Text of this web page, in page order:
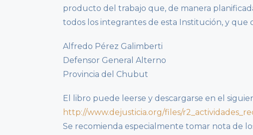
producto del trabajo que, de manera
todos los integrantes de esta Institución, y
Alfredo Pérez Galimberti
Defensor General Alterno
Provincia del Chubut
El libro puede leerse y descargarse en el
http://www.dejusticia.org/files/
Se recomienda especialmente tomar nota de